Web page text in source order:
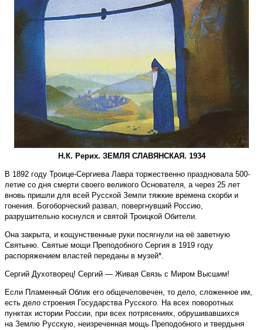
Н.К. Рерих. ЗЕМЛЯ СЛАВЯНСКАЯ. 1934
В 1892 году Троице-Сергиева Лавра торжественно праздновала 500-
летие со дня смерти своего великого Основателя, а через 25 лет
вновь пришли для всей Русской Земли тяжкие времена скорби и
гонения. Богоборческий развал, повергнувший Россию,
разрушительно коснулся и святой Троицкой Обители.
Она закрыта, и кощунственные руки посягнули на её заветную
Святыню. Святые мощи Преподобного Сергия в 1919 году
распоряжением властей переданы в музей*.
Сергий Духотворец! Сергий — Живая Связь с Миром Высшим!
Если Пламенный Облик его общечеловечен, то дело, сложенное им,
есть дело строения Государства Русского. На всех поворотных
пунктах истории России, при всех потрясениях, обрушивавшихся
на Землю Русскую, неизреченная мощь Преподобного и твердыня